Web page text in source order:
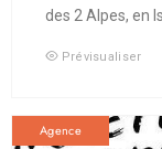
des 2 Alpes, en
Prévisualiser
Agence